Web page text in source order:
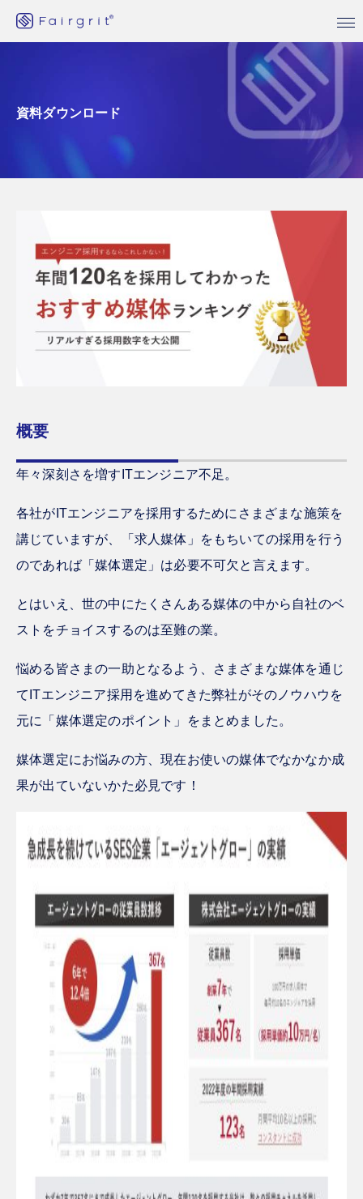
資料ダウンロード
概要
年々深刻さを増すITエンジニア不足。
各社がITエンジニアを採用するためにさまざまな施策を
講じていますが、「求人媒体」をもちいての採用を行う
のであれば「媒体選定」は必要不可欠と言えます。
とはいえ、世の中にたくさんある媒体の中から自社のベ
ストをチョイスするのは至難の業。
悩める皆さまの一助となるよう、さまざまな媒体を通じ
てITエンジニア採用を進めてきた弊社がそのノウハウを
元に「媒体選定のポイント」をまとめました。
媒体選定にお悩みの方、現在お使いの媒体でなかなか成
果が出ていないかた必見です！